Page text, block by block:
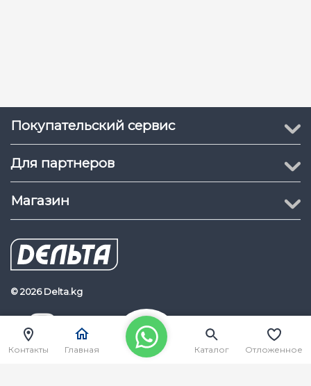
Покупательский сервис
Для партнеров
Магазин
© 2026 Delta.kg
Delta.kg
Контакты Главная Каталог Отложенное